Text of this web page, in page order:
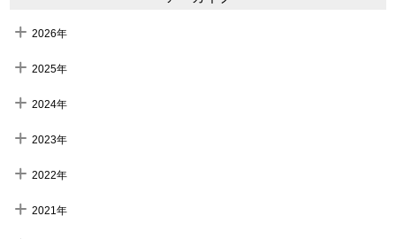
2026年
2025年
2024年
2023年
2022年
2021年